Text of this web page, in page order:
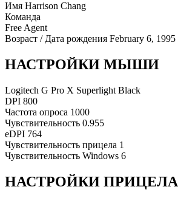
Имя Harrison Chang
Команда
Free Agent
Возраст / Дата рождения February 6, 1995
НАСТРОЙКИ МЫШИ
Logitech G Pro X Superlight Black
DPI 800
Частота опроса 1000
Чувствительность 0.955
eDPI 764
Чувствительность прицела 1
Чувствительность Windows 6
НАСТРОЙКИ ПРИЦЕЛА